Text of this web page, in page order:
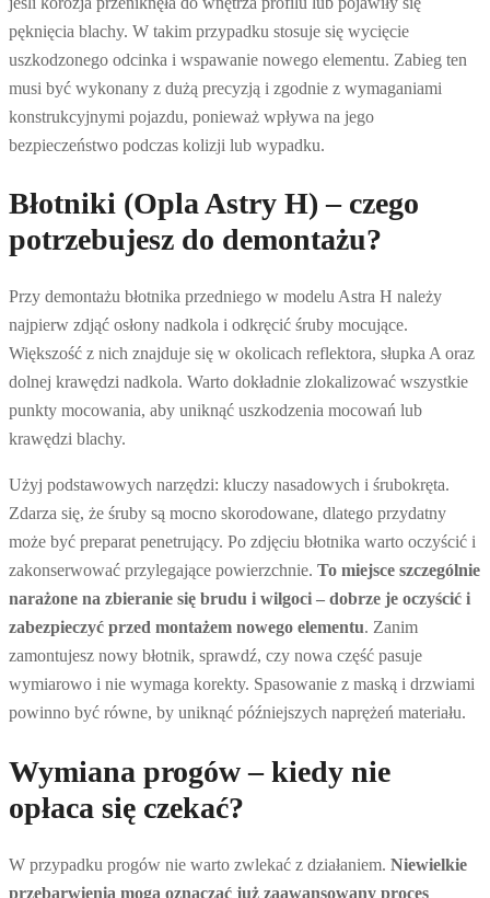
pęknięcia blachy. W takim przypadku stosuje się wycięcie
uszkodzonego odcinka i wspawanie nowego elementu. Zabieg ten
musi być wykonany z dużą precyzją i zgodnie z wymaganiami
konstrukcyjnymi pojazdu, ponieważ wpływa na jego
bezpieczeństwo podczas kolizji lub wypadku.
Błotniki (Opla Astry H) – czego
potrzebujesz do demontażu?
Przy demontażu błotnika przedniego w modelu Astra H należy
najpierw zdjąć osłony nadkola i odkręcić śruby mocujące.
Większość z nich znajduje się w okolicach reflektora, słupka A oraz
dolnej krawędzi nadkola. Warto dokładnie zlokalizować wszystkie
punkty mocowania, aby uniknąć uszkodzenia mocowań lub
krawędzi blachy.
Użyj podstawowych narzędzi: kluczy nasadowych i śrubokręta.
Zdarza się, że śruby są mocno skorodowane, dlatego przydatny
może być preparat penetrujący. Po zdjęciu błotnika warto oczyścić i
zakonserwować przylegające powierzchnie. To miejsce szczególnie
narażone na zbieranie się brudu i wilgoci – dobrze je oczyścić i
zabezpieczyć przed montażem nowego elementu. Zanim
zamontujesz nowy błotnik, sprawdź, czy nowa część pasuje
wymiarowo i nie wymaga korekty. Spasowanie z maską i drzwiami
powinno być równe, by uniknąć późniejszych naprężeń materiału.
Wymiana progów – kiedy nie
opłaca się czekać?
W przypadku progów nie warto zwlekać z działaniem. Niewielkie
przebarwienia mogą oznaczać już zaawansowany proces